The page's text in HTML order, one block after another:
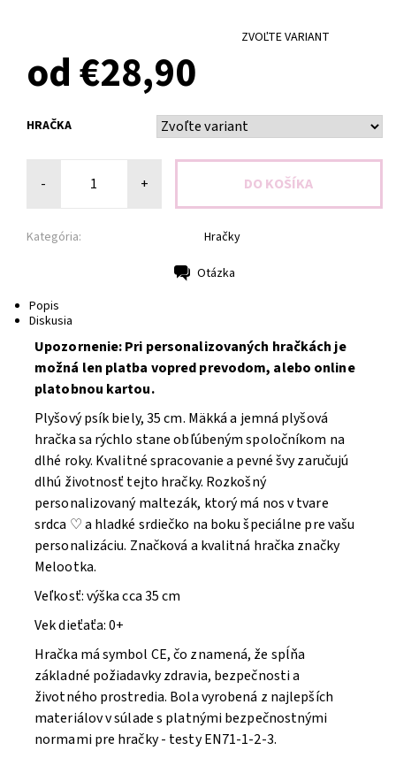
ZVOĽTE VARIANT
od €28,90
HRAČKA
- +
Kategória: Hračky
Otázka
Popis
Diskusia
Upozornenie: Pri personalizovaných hračkách je
možná len platba vopred prevodom, alebo online
platobnou kartou.
Plyšový psík biely, 35 cm. Mäkká a jemná plyšová
hračka sa rýchlo stane obľúbeným spoločníkom na
dlhé roky. Kvalitné spracovanie a pevné švy zaručujú
dlhú životnosť tejto hračky. Rozkošný
personalizovaný maltezák, ktorý má nos v tvare
srdca ♡ a hladké srdiečko na boku špeciálne pre vašu
personalizáciu. Značková a kvalitná hračka značky
Melootka.
Veľkosť: výška cca 35 cm
Vek dieťaťa: 0+
Hračka má symbol CE, čo znamená, že spĺňa
základné požiadavky zdravia, bezpečnosti a
životného prostredia. Bola vyrobená z najlepších
materiálov v súlade s platnými bezpečnostnými
normami pre hračky - testy EN71-1-2-3.